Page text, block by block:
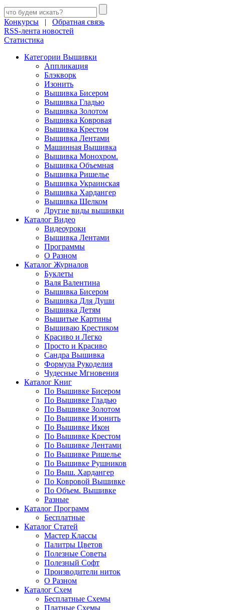
Конкурсы | Обратная связь
RSS-лента новостей
Статистика
Категории Вышивки
Аппликация
Блэкворк
Изонить
Вышивка Бисером
Вышивка Гладью
Вышивка Золотом
Вышивка Ковровая
Вышивка Крестом
Вышивка Лентами
Машинная Вышивка
Вышивка Монохром.
Вышивка Объемная
Вышивка Ришелье
Вышивка Украинская
Вышивка Хардангер
Вышивка Шелком
Другие виды вышивки
Каталог Видео
Видеоуроки
Вышивка Лентами
Программы
О Разном
Каталог Журналов
Буклеты
Валя Валентина
Вышивка Бисером
Вышивка Для Души
Вышивка Детям
Вышитые Картины
Вышиваю Крестиком
Красиво и Легко
Просто и Красиво
Сандра Вышивка
Формула Рукоделия
Чудесные Мгновения
Каталог Книг
По Вышивке Бисером
По Вышивке Гладью
По Вышивке Золотом
По Вышивке Изонить
По Вышивке Икон
По Вышивке Крестом
По Вышивке Лентами
По Вышивке Ришелье
По Вышивке Рушников
По Выш. Хардангер
По Ковровой Вышивке
По Объем. Вышивке
Разные
Каталог Программ
Бесплатные
Каталог Статей
Мастер Классы
Палитры Цветов
Полезные Советы
Полезный Софт
Производители ниток
О Разном
Каталог Схем
Бесплатные Схемы
Платные Схемы